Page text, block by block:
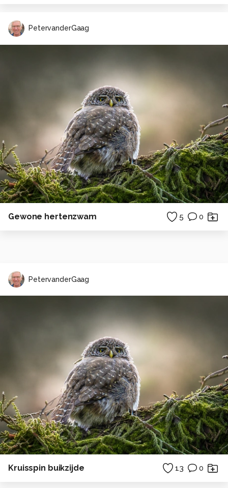
PetervanderGaag
Gewone hertenzwam 5 0
PetervanderGaag
Kruisspin buikzijde 13 0